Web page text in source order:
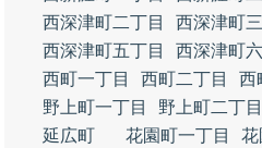
西深津町二丁目
西深津町
西深津町五丁目
西深津町
西町一丁目
西町二丁目
西
野上町一丁目
野上町二丁目
延広町
花園町一丁目
花